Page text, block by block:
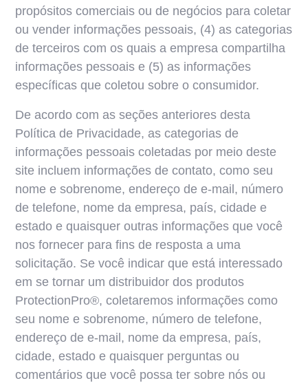
propósitos comerciais ou de negócios para coletar
ou vender informações pessoais, (4) as categorias
de terceiros com os quais a empresa compartilha
informações pessoais e (5) as informações
específicas que coletou sobre o consumidor.
De acordo com as seções anteriores desta
Política de Privacidade, as categorias de
informações pessoais coletadas por meio deste
site incluem informações de contato, como seu
nome e sobrenome, endereço de e-mail, número
de telefone, nome da empresa, país, cidade e
estado e quaisquer outras informações que você
nos fornecer para fins de resposta a uma
solicitação. Se você indicar que está interessado
em se tornar um distribuidor dos produtos
ProtectionPro®, coletaremos informações como
seu nome e sobrenome, número de telefone,
endereço de e-mail, nome da empresa, país,
cidade, estado e quaisquer perguntas ou
comentários que você possa ter sobre nós ou